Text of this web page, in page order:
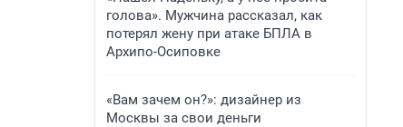
голова». Мужчина рассказал, как
потерял жену при атаке БПЛА в
Архипо-Осиповке
«Вам зачем он?»: дизайнер из
Москвы за свои деньги